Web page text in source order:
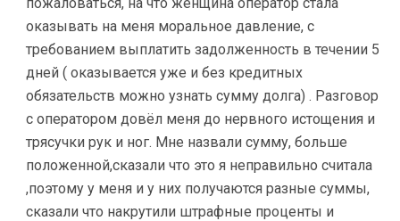
оказывать на меня моральное давление, с
требованием выплатить задолженность в течении 5
дней ( оказывается уже и без кредитных
обязательств можно узнать сумму долга) . Разговор
с оператором довёл меня до нервного истощения и
трясучки рук и ног. Мне назвали сумму, больше
положенной,сказали что это я неправильно считала
,поэтому у меня и у них получаются разные суммы,
сказали что накрутили штрафные проценты и